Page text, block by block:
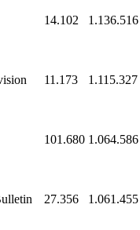
14.102 1.136.516
11.173 1.115.327
101.680 1.064.586
27.356 1.061.455